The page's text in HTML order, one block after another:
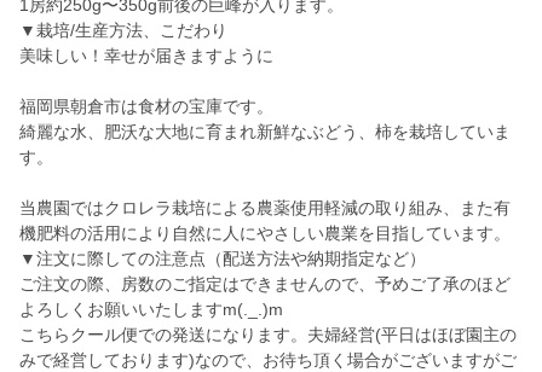
1房約250g〜350g前後の巨峰が入ります。
▼栽培/生産方法、こだわり
美味しい！幸せが届きますように
福岡県朝倉市は食材の宝庫です。
綺麗な水、肥沃な大地に育まれ新鮮なぶどう、柿を栽培していま
す。
当農園ではクロレラ栽培による農薬使用軽減の取り組み、また有
機肥料の活用により自然に人にやさしい農業を目指しています。
▼注文に際しての注意点（配送方法や納期指定など）
ご注文の際、房数のご指定はできませんので、予めご了承のほど
よろしくお願いいたしますm(._.)m
こちらクール便での発送になります。夫婦経営(平日はほぼ園主の
みで経営しております)なので、お待ち頂く場合がございますがご